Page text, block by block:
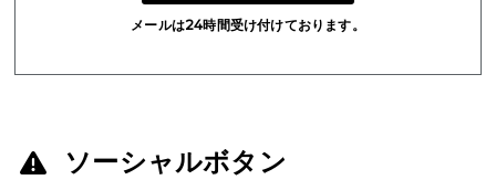
メールは24時間受け付けております。
ソーシャルボタン